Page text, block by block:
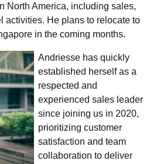
North America, including sales,
activities. He plans to relocate to
in the coming months.
Andriesse has quickly
established herself as a
respected and
experienced sales leader
since joining us in 2020,
prioritizing customer
satisfaction and team
collaboration to deliver